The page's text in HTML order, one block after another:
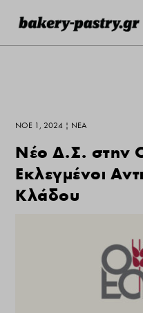
ΝΟΈ 1, 2024 | ΝΕΑ
Νέο Δ.Σ. στην
Εκλεγμένοι
Κλάδου